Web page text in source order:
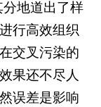
地道出了样
行高效组织
交叉污染的
果还不尽人
误差是影响